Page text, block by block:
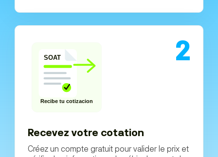
2
Recevez votre cotation
Créez un compte gratuit pour valider le prix et